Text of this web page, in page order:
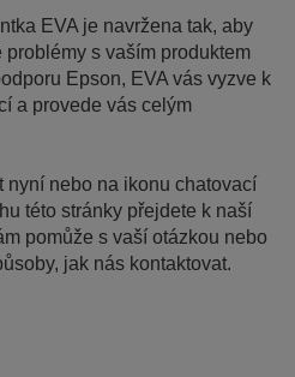
EVA je navržena tak, aby
s vaším produktem
Epson, EVA vás vyzve k
a provede vás celým
nyní nebo na ikonu chatovací
této stránky přejdete k naší
pomůže s vaší otázkou nebo
jak nás kontaktovat.